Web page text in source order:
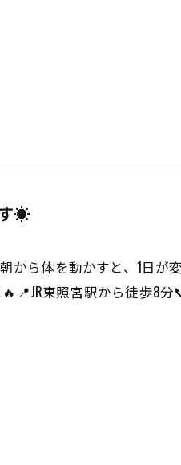
☀️
から体を動かすと、1日が
🔥📍JR東照宮駅から徒歩8